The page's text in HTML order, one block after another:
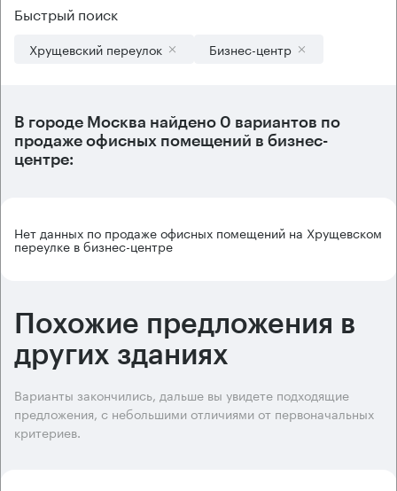
Быстрый поиск
Хрущевский переулок Бизнес-центр
В городе Москва найдено 0 вариантов по
продаже офисных помещений в бизнес-
центре:
Нет данных по продаже офисных помещений на Хрущевском
переулке в бизнес-центре
Похожие предложения в
других зданиях
Варианты закончились, дальше вы увидете подходящие
предложения, с небольшими отличиями от первоначальных
критериев.